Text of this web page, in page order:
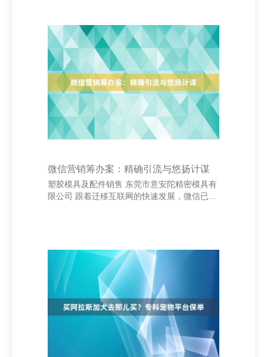
食。 塑胶模具及配件销售 东莞市意安陀精密模
具有限公司 当先，术后早期应遴荐易消化、低
脂肪、高卵白的食物，如米汤、蛋花汤、蔬菜
泥等。幸免浓重、辛辣和刺激性食物，以防引
起不适。同期，极少多餐是关节，逐日可进食
5-6次，每次量不宜过多。 跟着复原，可缓缓
加多卵
微信营销筹办案：精确引流与悠扬计谋
塑胶模具及配件销售 东莞市意安陀精密模具有
限公司 跟着迁移互联网的快速发展，微信已成
友圈告白、公众号推文、短视频等实质时势，
已毕定向投放。同期，应用微信群、KOL合营
等方式扩大传播限度，提高品牌曝光度。此
外，优化公众号实质质地，普及用户粘性，引
诱潜在客户主动宽恕。 其次，**高效悠扬**是
中枢。在引流基础上，谈判合理的悠扬旅途，